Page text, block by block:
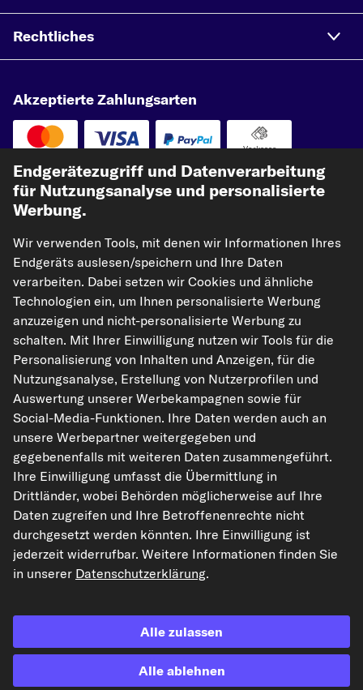
Rechtliches
Akzeptierte Zahlungsarten
Vorkasse
Unsere Versandpartner
kfzteile24.de carpardoo.nl
carpardoo.fr
carpardoo.dk
Die hier dargestellten Daten, insbesondere die gesamte Datenbank, dürfen
nicht vervielfältigt werden. Die Vervielfältigung und Verbreitung der Daten und
der Datenbank ohne vorherige Einwilligung von TecAlliance und/oder die
Einbeziehung Dritter in solche Aktivitäten ist streng verboten. Jegliche
unautorisierte Nutzung von Inhalten stellt eine Verletzung des Urheberrechts
dar und kann rechtliche Schritte nach sich ziehen.
Vertrag widerrufen
¹„Gratis Versand“ oder „ohne Versandkosten“ entsprechen dem Wegfall der
Endgerätezugriff und Datenverarbeitung
für Nutzungsanalyse und personalisierte
Werbung.
Wir verwenden Tools, mit denen wir Informationen Ihres
Endgeräts auslesen/speichern und Ihre Daten
verarbeiten. Dabei setzen wir Cookies und ähnliche
Technologien ein, um Ihnen personalisierte Werbung
anzuzeigen und nicht-personalisierte Werbung zu
schalten. Mit Ihrer Einwilligung nutzen wir Tools für die
Personalisierung von Inhalten und Anzeigen, für die
Nutzungsanalyse, Erstellung von Nutzerprofilen und
Auswertung unserer Werbekampagnen sowie für
Social-Media-Funktionen. Ihre Daten werden auch an
unsere Werbepartner weitergegeben und
gegebenenfalls mit weiteren Daten zusammengeführt.
Ihre Einwilligung umfasst die Übermittlung in
Drittländer, wobei Behörden möglicherweise auf Ihre
Daten zugreifen und Ihre Betroffenenrechte nicht
durchgesetzt werden könnten. Ihre Einwilligung ist
jederzeit widerrufbar. Weitere Informationen finden Sie
in unserer Datenschutzerklärung.
Alle zulassen
Alle ablehnen